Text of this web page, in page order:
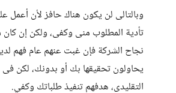
وبالتالى لن يكون هناك حافز لأن أعمل
تأدية المطلوب منى وكفى، ولكن إن
نجاح الشركة فإن غبت عنهم عام فهم
يحاولون تحقيقها بك أو بدونك، لكن فى
التقليدى، هدفهم تنفيذ طلباتك وكفي.